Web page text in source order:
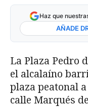
Haz que
AÑADE
La Plaza Pedro
el alcalaíno
plaza peatonal
calle Marqués